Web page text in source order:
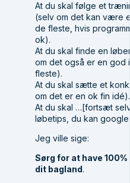
At du skal følge et
(selv om det kan være
de fleste, hvis
ok).
At du skal finde en
om det også er en god
fleste).
At du skal sætte et
om det er en ok fin idé).
At du skal …[fortsæt
løbetips, du kan
Jeg ville sige:
Sørg for at have
dit bagland.